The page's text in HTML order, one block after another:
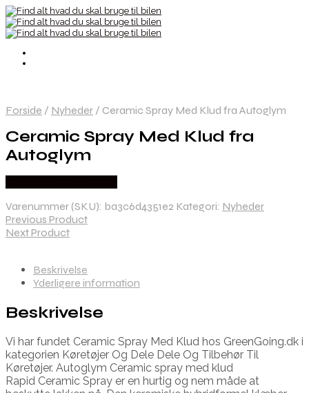
Forside / Nyheder / Ceramic Spray Med Klud fra Autoglym
Ceramic Spray Med Klud fra
Autoglym
Varenummer (SKU): ba3c6d4351e2 Kategori: Nyheder
Previous Product
Next Product
Beskrivelse
Yderligere information
Beskrivelse
Vi har fundet Ceramic Spray Med Klud hos GreenGoing.dk i
kategorien Køretøjer Og Dele Dele Og Tilbehør Til
Køretøjer. Autoglym Ceramic spray med klud
Rapid Ceramic Spray er en hurtig og nem måde at